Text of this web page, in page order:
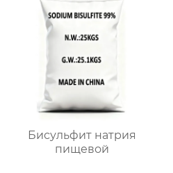
Бисульфит натрия
пищевой